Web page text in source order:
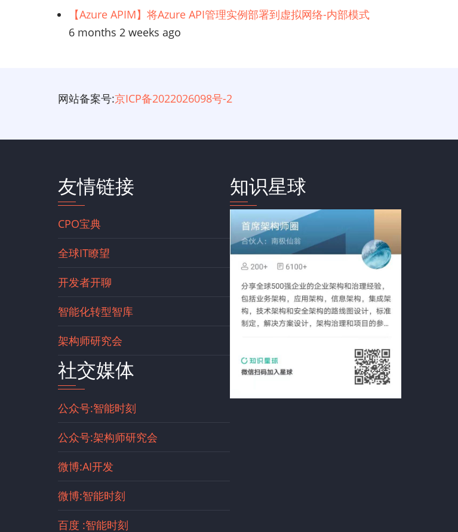
【Azure APIM】将Azure API管理实例部署到虚拟网络-内部模式
6 months 2 weeks ago
网站备案号:京ICP备2022026098号-2
友情链接
CPO宝典
全球IT瞭望
开发者开聊
智能化转型智库
架构师研究会
社交媒体
公众号:智能时刻
公众号:架构师研究会
微博:AI开发
微博:智能时刻
百度 :智能时刻
知识星球